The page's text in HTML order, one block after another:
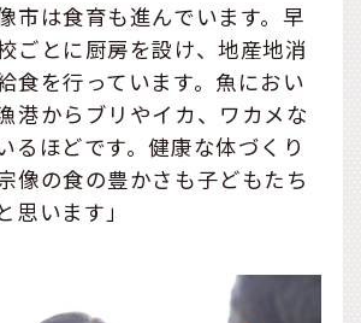
市は食育も進んでいます。早
ごとに厨房を設け、地産地消
食を行っています。魚におい
港からブリやイカ、ワカメな
るほどです。健康な体づくり
像の食の豊かさも子どもたち
思います」